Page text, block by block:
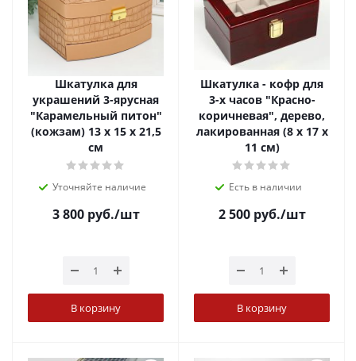
Шкатулка для
украшений 3-ярусная
"Карамельный питон"
(кожзам) 13 х 15 х 21,5
см
Уточняйте наличие
3 800руб./шт
В корзину
Шкатулка - кофр для
3-х часов "Красно-
коричневая", дерево,
лакированная (8 х 17 х
11 см)
Есть в наличии
2 500руб./шт
В корзину